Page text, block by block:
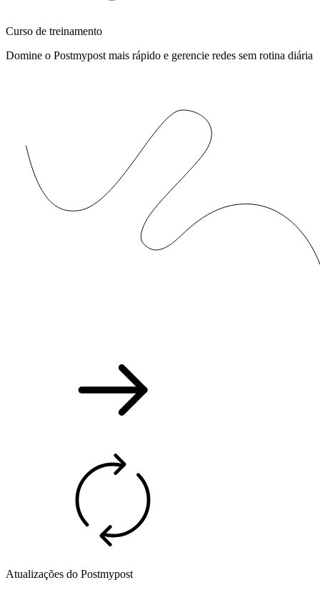
Curso de treinamento
Domine o Postmypost mais rápido e gerencie redes sem rotina diária
Atualizações do Postmypost